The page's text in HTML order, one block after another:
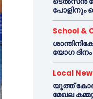
പോളിനും
School &
യോഗ
Local
യൂത്ത്
മേഖല